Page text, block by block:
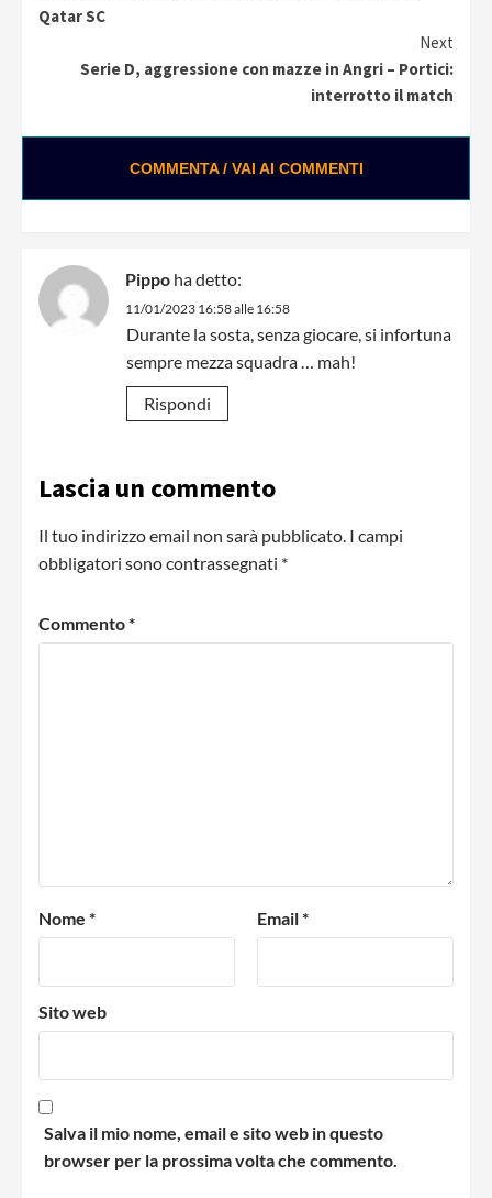
Reading
Qatar SC
Next
Serie D, aggressione con mazze in Angri – Portici:
interrotto il match
COMMENTA / VAI AI COMMENTI
Pippo ha detto:
11/01/2023 16:58 alle 16:58
Durante la sosta, senza giocare, si infortuna
sempre mezza squadra … mah!
Rispondi
Lascia un commento
Il tuo indirizzo email non sarà pubblicato. I campi
obbligatori sono contrassegnati *
Commento*
Nome * Email*
Sito web
Salva il mio nome, email e sito web in questo
browser per la prossima volta che commento.